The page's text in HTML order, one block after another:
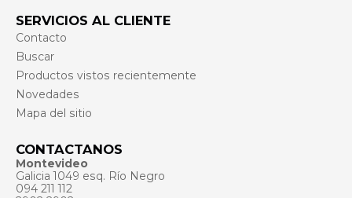
SERVICIOS AL CLIENTE
Contacto
Buscar
Productos vistos recientemente
Novedades
Mapa del sitio
CONTACTANOS
Montevideo
Galicia 1049 esq. Río Negro
094 211 112